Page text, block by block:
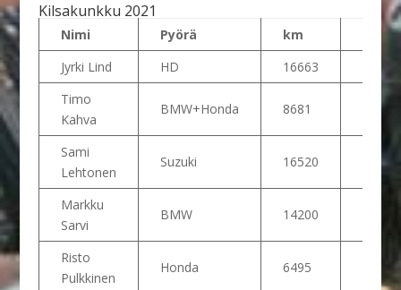
Kilsakunkku 2021
Nimi Pyörä km
Jyrki Lind
HD 16663
Timo
Kahva
BMW+Honda 8681
Sami
Lehtonen
Suzuki 16520
Markku
Sarvi
BMW 14200
Risto
Pulkkinen
Honda 6495